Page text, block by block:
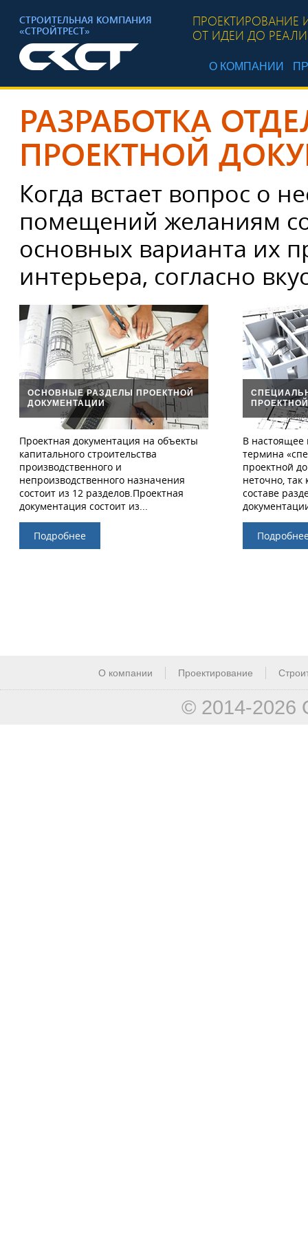
СТРОИТЕЛЬНАЯ КОМПАНИЯ
«СТРОЙТРЕСТ»
ПРОЕКТИРОВАНИЕ
ОТ ИДЕИ ДО
О КОМПАНИИ
РАЗРАБОТКА
ПРОЕКТНОЙ
Когда встает вопрос о
помещений желаниям
основных варианта их
интерьера, согласно
ОСНОВНЫЕ РАЗДЕЛЫ ПРОЕКТНОЙ
ДОКУМЕНТАЦИИ
Проектная документация на объекты
капитального строительства
производственного и
непроизводственного назначения
состоит из 12 разделов.Проектная
документация состоит из...
Подробнее
В настоящее
термина
проектной
неточно,
составе
О компании Проектирование
© 2014-2026